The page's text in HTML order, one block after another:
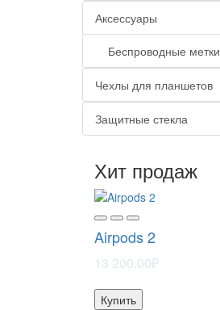
Аксессуары
Беспроводные метки
Чехлы для планшетов
Защитные стекла
Хит продаж
Airpods 2
13 200.00₽
Купить